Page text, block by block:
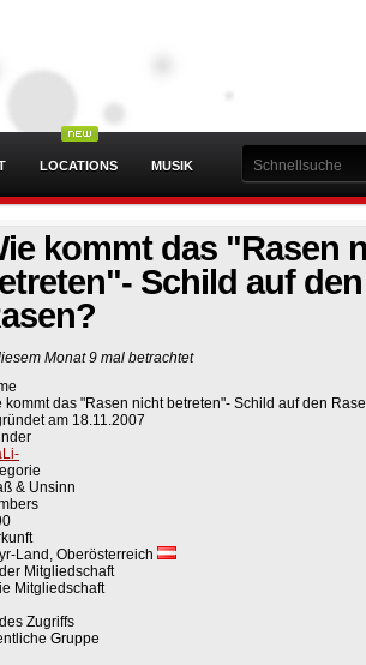
LOCATIONS MUSIK
kommt das "Rasen
Schild auf den
Monat 9 mal betrachtet
kommt das "Rasen nicht betreten"- Schild auf den
am 18.11.2007
& Unsinn
Land, Oberösterreich
Mitgliedschaft
Mitgliedschaft
Zugriffs
Gruppe